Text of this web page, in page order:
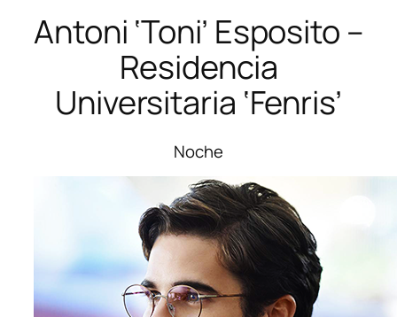
Antoni ‘Toni’ Esposito –
Residencia
Universitaria ‘Fenris’
Noche